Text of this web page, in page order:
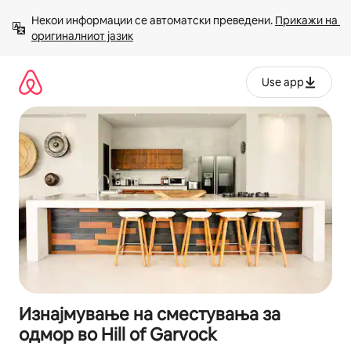
содржина
Некои информации се автоматски преведени. Прикажи на
оригиналниот јазик
Use app
Изнајмување на сместувања за
одмор во Hill of Garvock